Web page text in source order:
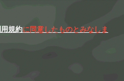
規約に同意したものとみなしま